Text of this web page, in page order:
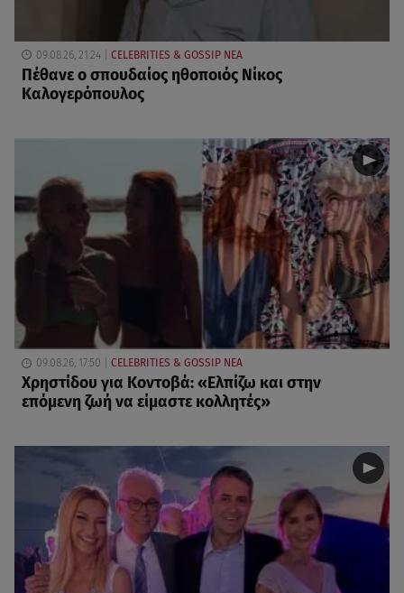
09.08.26, 21:24 CELEBRITIES & GOSSIP ΝΕΑ
Πέθανε ο σπουδαίος ηθοποιός Νίκος
Καλογερόπουλος
09.08.26, 17:50 CELEBRITIES & GOSSIP ΝΕΑ
Χρηστίδου για Κοντοβά: «Ελπίζω και στην
επόμενη ζωή να είμαστε κολλητές»